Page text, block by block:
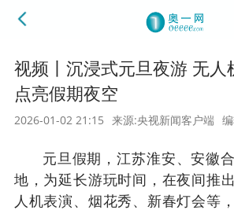
视频丨沉浸式元旦夜游 无人
点亮假期夜空
2026-01-02 21:15 来源:央视新闻客户端
元旦假期，江苏淮安、安徽
地，为延长游玩时间，在夜间推
人机表演、烟花秀、新春灯会等